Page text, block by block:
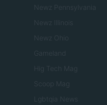
Newz Pennsylvania
Newz Illinois
Newz Ohio
Gameland
Hig Tech Mag
Scoop Mag
Lgbtqia News